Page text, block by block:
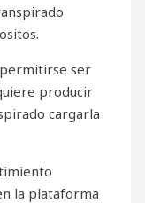
ser
producir
cargarla
la plataforma